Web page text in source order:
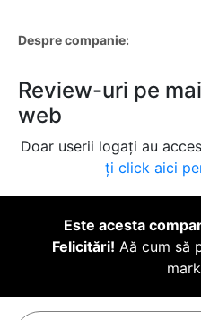
Despre companie:
Review-uri pe
web
Doar userii logați au
ți click aici
Este acesta
Felicitări! Aă cum să